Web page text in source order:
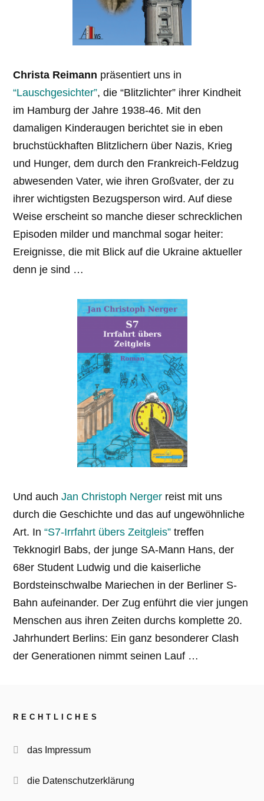
Christa Reimann präsentiert uns in
“Lauschgesichter”, die “Blitzlichter” ihrer Kindheit
im Hamburg der Jahre 1938-46. Mit den
damaligen Kinderaugen berichtet sie in eben
bruchstückhaften Blitzlichern über Nazis, Krieg
und Hunger, dem durch den Frankreich-Feldzug
abwesenden Vater, wie ihren Großvater, der zu
ihrer wichtigsten Bezugsperson wird. Auf diese
Weise erscheint so manche dieser schrecklichen
Episoden milder und manchmal sogar heiter:
Ereignisse, die mit Blick auf die Ukraine aktueller
denn je sind …
Und auchJan Christoph Nerger reist mit uns
durch die Geschichte und das auf ungewöhnliche
Art. In“S7-Irrfahrt übers Zeitgleis” treffen
Tekknogirl Babs, der junge SA-Mann Hans, der
68er Student Ludwig und die kaiserliche
Bordsteinschwalbe Mariechen in der Berliner S-
Bahn aufeinander. Der Zug enführt die vier jungen
Menschen aus ihren Zeiten durchs komplette 20.
Jahrhundert Berlins: Ein ganz besonderer Clash
der Generationen nimmt seinen Lauf …
RECHTLICHES
das Impressum
die Datenschutzerklärung